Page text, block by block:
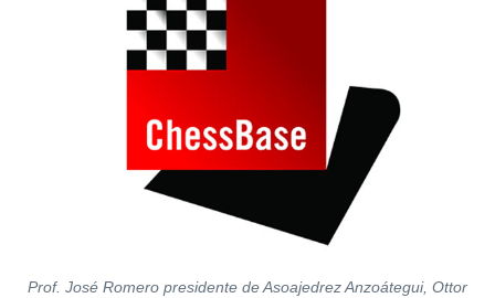
Prof. José Romero presidente de Asoajedrez Anzoátegui, Ottor